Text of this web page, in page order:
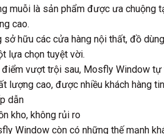
muỗi là sản phẩm được ưa chuộng
cao.
sở hữu các cửa hàng nội thất, đồ
lựa chọn tuyệt vời.
vượt trội sau, Mosfly Window
lượng cao, được nhiều khách hàng
dẫn
kho, không rủi ro
Window còn có những thế mạnh